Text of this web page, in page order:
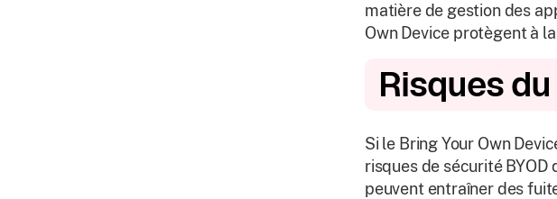
matière de gestion des
Own Device protègent à
Risques
Si le Bring Your Own
risques de sécurité
peuvent entraîner des